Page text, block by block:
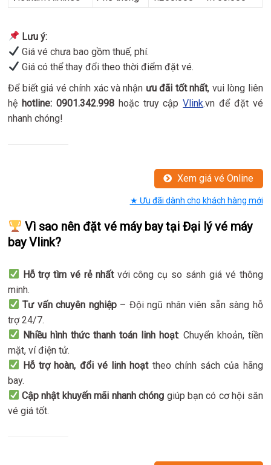
Lưu ý:
Giá vé chưa bao gồm thuế, phí.
Giá có thể thay đổi theo thời điểm đặt vé.
Để biết giá vé chính xác và nhận ưu đãi tốt nhất, vui lòng liên
hệ hotline: 0901.342.998 hoặc truy cậpVlink.vn để đặt vé
nhanh chóng!
Xem giá vé Online
★ Ưu đãi dành cho khách hàng mới
Vì sao nên đặt vé máy bay tại Đại lý vé máy
bay Vlink?
Hỗ trợ tìm vé rẻ nhấtvới công cụ so sánh giá vé thông
minh.
Tư vấn chuyên nghiệp– Đội ngũ nhân viên sẵn sàng hỗ
trợ 24/7.
Nhiều hình thức thanh toán linh hoạt: Chuyển khoản, tiền
mặt, ví điện tử.
Hỗ trợ hoàn, đổi vé linh hoạttheo chính sách của hãng
bay.
Cập nhật khuyến mãi nhanh chóng giúp bạn có cơ hội săn
vé giá tốt.